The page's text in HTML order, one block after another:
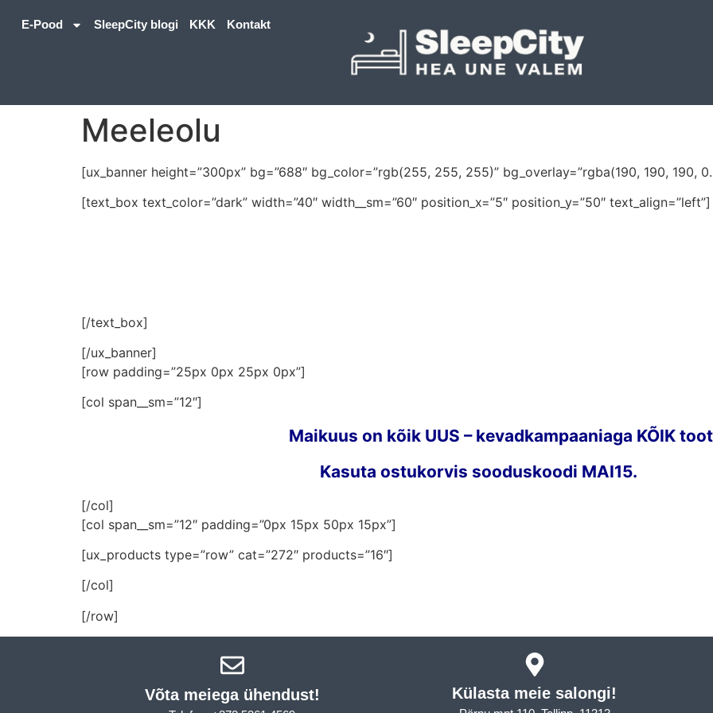
E-Pood SleepCity blogi KKK Kontakt
Meeleolu
[ux_banner height=”300px” bg=”688″ bg_color=”rgb(255, 255, 255)” bg_overlay=”rgba(190, 190, 190,
[text_box text_color=”dark” width=”40″ width__sm=”60″ position_x=”5″ position_y=”50″ text_align=”left”]
[/text_box]
[/ux_banner]
[row padding=”25px 0px 25px 0px”]
[col span__sm=”12″]
Maikuus on kõik UUS – kevadkampaaniaga KÕIK
Kasuta ostukorvis sooduskoodi MAI15.
[/col]
[col span__sm=”12″ padding=”0px 15px 50px 15px”]
[ux_products type=”row” cat=”272″ products=”16″]
[/col]
[/row]
Võta meiega ühendust!​ Külasta meie salongi!